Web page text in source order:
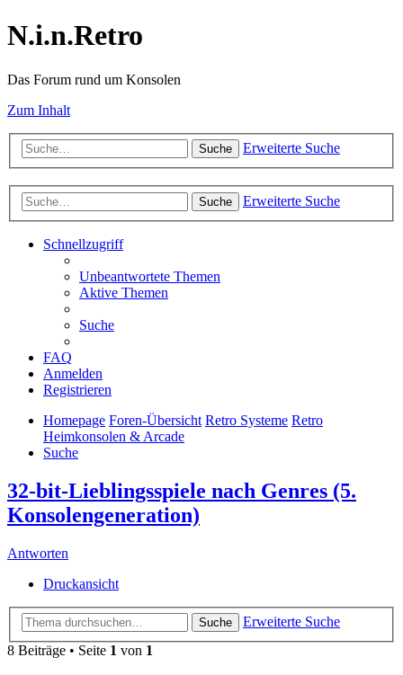
N.i.n.Retro
Das Forum rund um Konsolen
Zum Inhalt
Suche Erweiterte Suche
Suche Erweiterte Suche
Schnellzugriff
Unbeantwortete Themen
Aktive Themen
Suche
FAQ
Anmelden
Registrieren
Homepage Foren-Übersicht Retro Systeme Retro
Heimkonsolen & Arcade
Suche
32-bit-Lieblingsspiele nach Genres (5.
Konsolengeneration)
Antworten
Druckansicht
Suche
Erweiterte Suche
8 Beiträge • Seite 1 von 1